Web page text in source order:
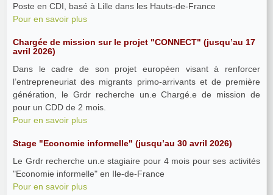
Poste en CDI, basé à Lille dans les Hauts-de-France
Pour en savoir plus
Chargée de mission sur le projet "CONNECT" (jusqu’au 17
avril 2026)
Dans le cadre de son projet européen visant à renforcer
l’entrepreneuriat des migrants primo-arrivants et de première
génération, le Grdr recherche un.e Chargé.e de mission de
pour un CDD de 2 mois.
Pour en savoir plus
Stage "Economie informelle" (jusqu’au 30 avril 2026)
Le Grdr recherche un.e stagiaire pour 4 mois pour ses activités
"Economie informelle" en Ile-de-France
Pour en savoir plus